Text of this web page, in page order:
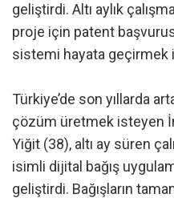
geliştirdi. Altı aylık
proje için patent
sistemi hayata geçirmek
Türkiye’de son yıllarda
çözüm üretmek isteyen
Yiğit (38), altı ay süren
isimli dijital bağış
geliştirdi. Bağışların